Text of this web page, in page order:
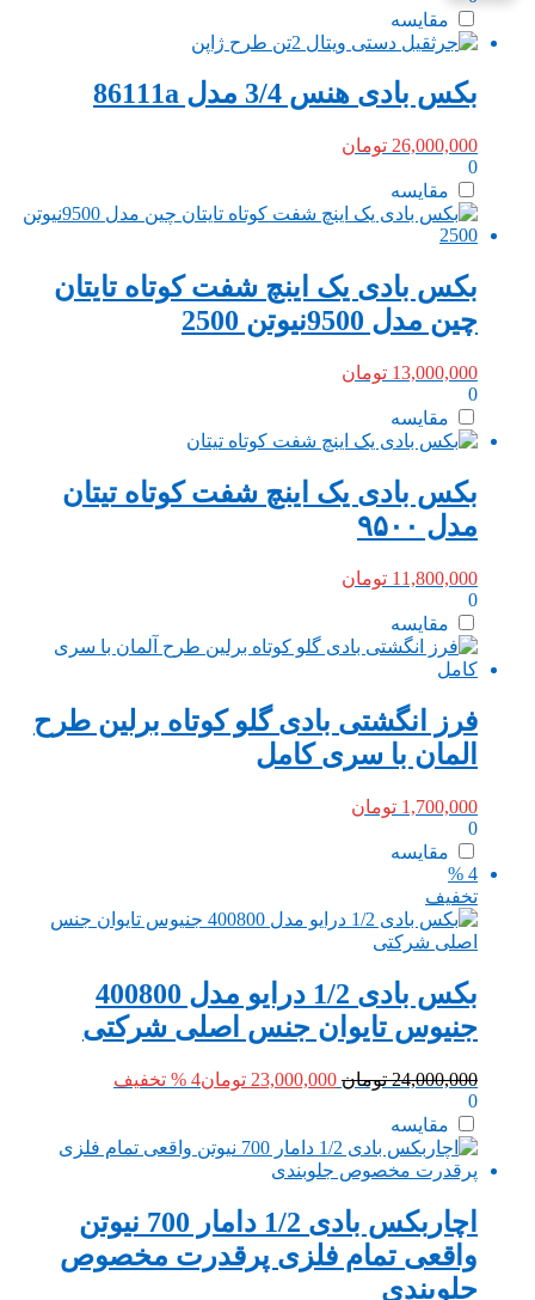
مقایسه
بکس بادی هنس 3/4 مدل 86111a
26,000,000 تومان
0
مقایسه
بکس بادی یک اینچ شفت کوتاه تایتان
چین مدل 9500نیوتن 2500
13,000,000 تومان
0
مقایسه
بکس بادی یک اینچ شفت کوتاه تیتان
مدل ۹۵۰۰
11,800,000 تومان
0
مقایسه
فرز انگشتی بادی گلو کوتاه برلین طرح
المان با سری کامل
1,700,000 تومان
0
مقایسه
4 %
تخفیف
بکس بادی 1/2 درایو مدل 400800
جنیوس تایوان جنس اصلی شرکتی
24,000,000 تومان قیمت
بود.
23,000,000 تومان4 % تخفیف
0
مقایسه
اچاربکس بادی 1/2 دامار 700 نیوتن
واقعی تمام فلزی پرقدرت مخصوص
جلوبندی